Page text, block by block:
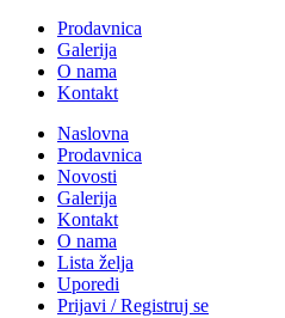
Prodavnica
Galerija
O nama
Kontakt
Naslovna
Prodavnica
Novosti
Galerija
Kontakt
O nama
Lista želja
Uporedi
Prijavi / Registruj se